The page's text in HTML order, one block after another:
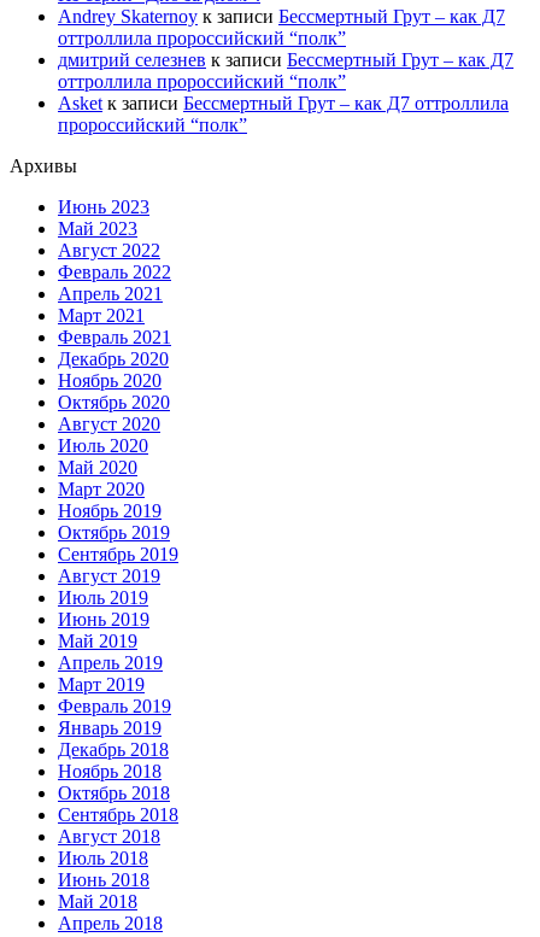
Andrey Skaternoy к записи Бессмертный Грут – как Д7
оттроллила пророссийский “полк”
дмитрий селезнев к записи Бессмертный Грут – как Д7
оттроллила пророссийский “полк”
Asket к записи Бессмертный Грут – как Д7 оттроллила
пророссийский “полк”
Архивы
Июнь 2023
Май 2023
Август 2022
Февраль 2022
Апрель 2021
Март 2021
Февраль 2021
Декабрь 2020
Ноябрь 2020
Октябрь 2020
Август 2020
Июль 2020
Май 2020
Март 2020
Ноябрь 2019
Октябрь 2019
Сентябрь 2019
Август 2019
Июль 2019
Июнь 2019
Май 2019
Апрель 2019
Март 2019
Февраль 2019
Январь 2019
Декабрь 2018
Ноябрь 2018
Октябрь 2018
Сентябрь 2018
Август 2018
Июль 2018
Июнь 2018
Май 2018
Апрель 2018